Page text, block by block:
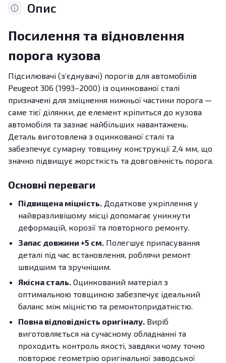
Опис
Посилення та відновлення
порога кузова
Підсилювачі (з’єднувачі) порогів для автомобілів
Peugeot 306 (1993–2000) із оцинкованої сталі
призначені для зміцнення нижньої частини порога —
саме тієї ділянки, де елемент кріпиться до кузова
автомобіля та зазнає найбільших навантажень.
Деталь виготовлена з оцинкованої сталі та
забезпечує сумарну товщину конструкції 2,4 мм, що
значно підвищує жорсткість та довговічність порога.
Основні переваги
Підвищена міцність. Додаткове укріплення у
найвразливішому місці допомагає уникнути
деформацій, корозії та повторного ремонту.
Запас довжини +5 см. Полегшує припасування
деталі під час встановлення, роблячи ремонт
швидшим та зручнішим.
Якісна сталь. Оцинкований матеріал з
оптимальною товщиною забезпечує ідеальний
баланс між міцністю та ремонтопридатністю.
Повна відповідність оригіналу. Виріб
виготовляється на сучасному обладнанні та
проходить контроль якості, завдяки чому точно
повторює геометрію оригінальної заводської